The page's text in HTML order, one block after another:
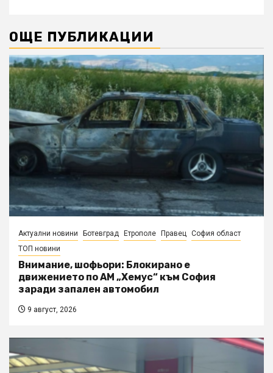
ОЩЕ ПУБЛИКАЦИИ
Актуални новини Ботевград Етрополе Правец София област
ТОП новини
Внимание, шофьори: Блокирано е
движението по АМ „Хемус“ към София
заради запален автомобил
9 август, 2026